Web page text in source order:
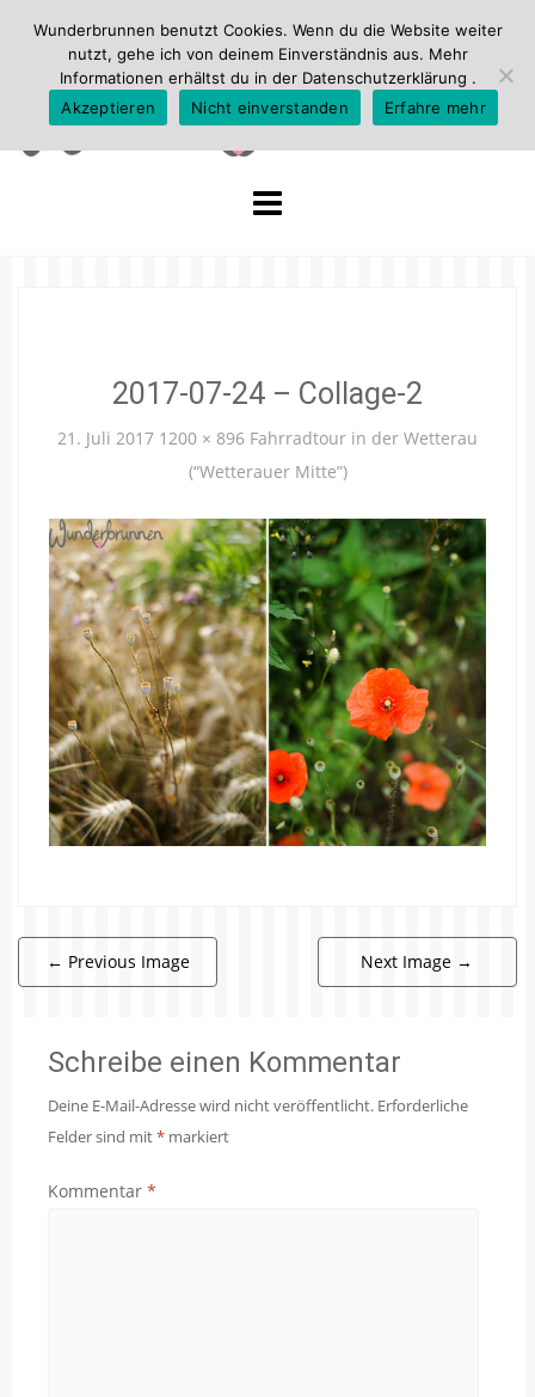
2017-07-24 – Collage-2
21. Juli 2017 1200 × 896 Fahrradtour in der Wetterau
(“Wetterauer Mitte”)
← Previous Image Next Image →
Schreibe einen Kommentar
Deine E-Mail-Adresse wird nicht veröffentlicht. Erforderliche
Felder sind mit* markiert
Kommentar *
Wunderbrunnen benutzt Cookies. Wenn du die Website weiter
nutzt, gehe ich von deinem Einverständnis aus. Mehr
Informationen erhältst du in der Datenschutzerklärung .
Akzeptieren
Nicht einverstanden Erfahre mehr